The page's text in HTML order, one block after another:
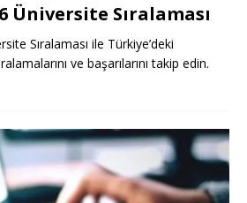
Üniversite Sıralaması
Sıralaması ile Türkiye’deki
ve başarılarını takip edin.